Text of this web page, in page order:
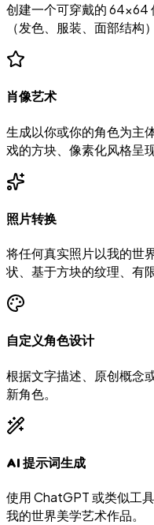
创建一个可穿戴的 64×64
（发色、服装、面部结构
肖像艺术
生成以你或你的角色为主
戏的方块、像素化风格呈现
照片转换
将任何真实照片以我的世
状、基于方块的纹理、有
自定义角色设计
根据文字描述、原创概念
新角色。
AI 提示词生成
使用 ChatGPT 或类似工
我的世界美学艺术作品。